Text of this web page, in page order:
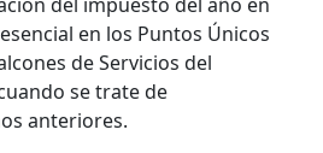
en los Puntos Únicos
de Servicios del
se trate de
anteriores.